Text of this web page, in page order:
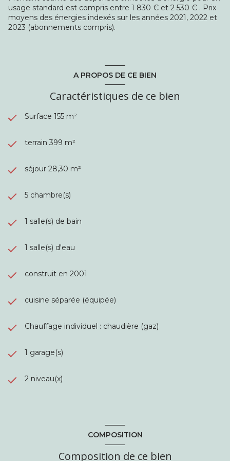
Et pour sublimer cette maison,
l'emplacement est
également de choix : secteur poudrerie
connu pour
son calme absolu ! Vous serez à proximité des écoles de
Risques : Les informations sur les risques auxquels ce bien
est exposé sont disponibles sur le site
www.georisques.gouv.fr. Classe énergétique C, classe
climat C. Montant estimé des dépenses annuelles
2021). Annonce diffusée par Mermier Jean-Baptiste, agent
commercial immobilier immatriculé au RSAC de Bobigny
Maison - Transactions Immobilières , titulaire de la carte
usage standard est compris entre 1 830 € et 2 530 € . Prix
moyens des énergies indexés sur les années 2021, 2022 et
2023 (abonnements compris).
A PROPOS DE CE BIEN
Caractéristiques de ce bien
Surface 155 m²
terrain 399 m²
séjour 28,30 m²
5 chambre(s)
1 salle(s) de bain
1 salle(s) d'eau
construit en 2001
cuisine séparée (équipée)
Chauffage individuel : chaudière (gaz)
1 garage(s)
2 niveau(x)
COMPOSITION
Composition de ce bien